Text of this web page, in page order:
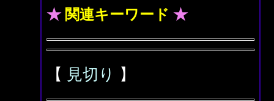
★ 関連キーワード ★
【 見切り 】